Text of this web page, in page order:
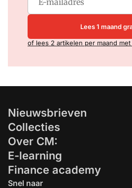
Lees 1 maand
of lees 2 artikelen per maand
Nieuwsbrieven
Collecties
Over CM:
E-learning
Finance academy
Snel naar